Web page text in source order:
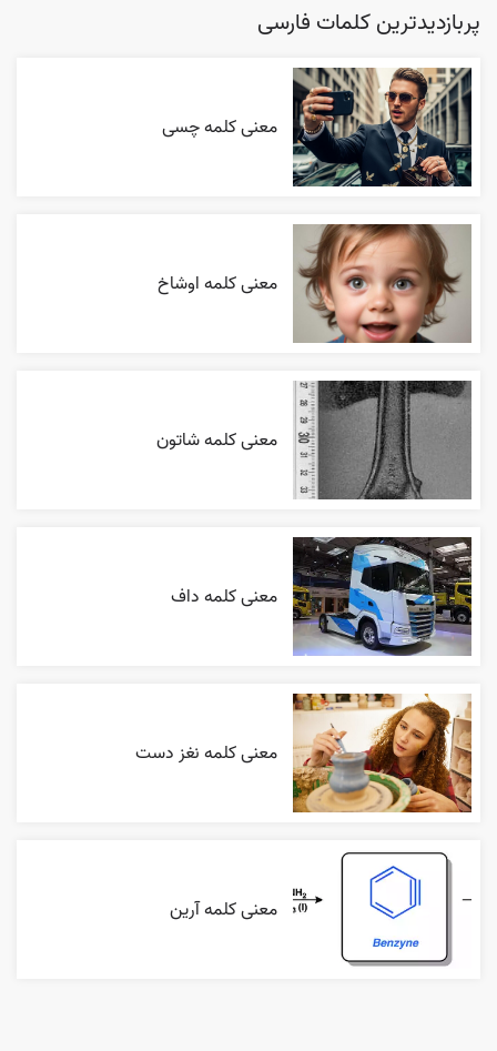
پربازدیدترین کلمات فارسی
معنی کلمه چسی
معنی کلمه اوشاخ
معنی کلمه شاتون
معنی کلمه داف
معنی کلمه نغز دست
معنی کلمه آرین